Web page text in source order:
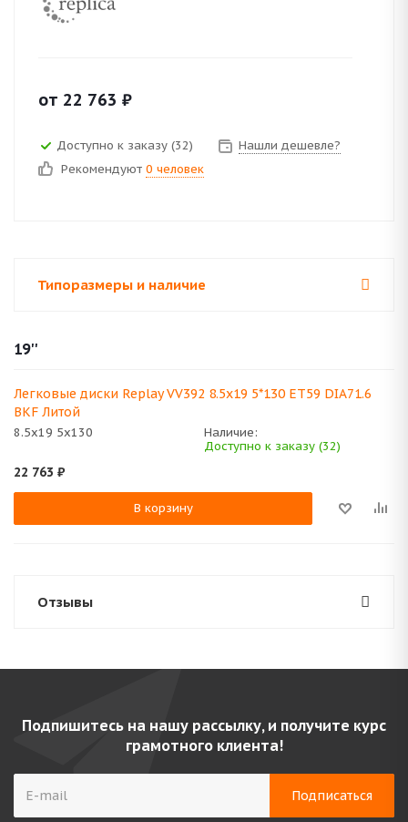
от 22 763 ₽
Доступно к заказу (32)
Нашли дешевле?
Рекомендуют 0 человек
Типоразмеры и наличие
19''
Легковые диски Replay VV392 8.5x19 5*130 ET59 DIA71.6
BKF Литой
8.5x19 5x130
Наличие:
Доступно к заказу (32)
22 763 ₽
В корзину
Отзывы
Подпишитесь на нашу рассылку, и получите курс
грамотного клиента!